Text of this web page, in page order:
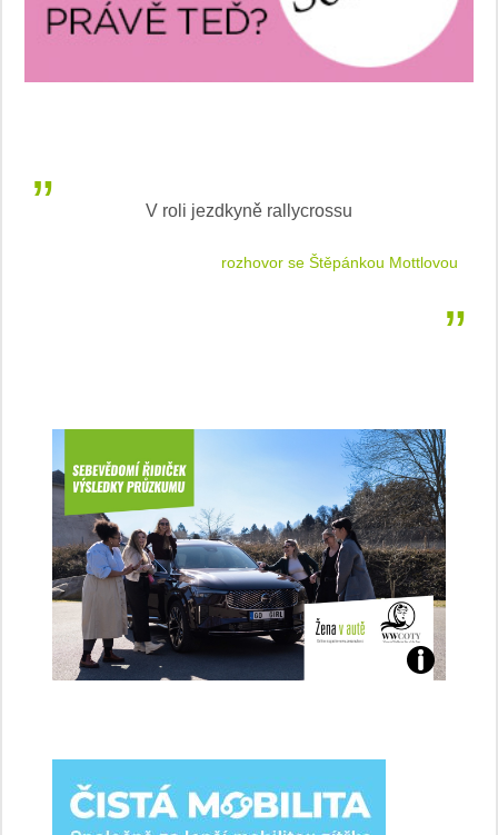
V roli jezdkyně rallycrossu
rozhovor se Štěpánkou Mottlovou
Jaké